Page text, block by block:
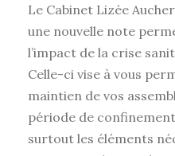
Le Cabinet Lizée
une nouvelle note
l’impact de la crise
Celle-ci vise à vous
maintien de vos
période de
surtout les éléments